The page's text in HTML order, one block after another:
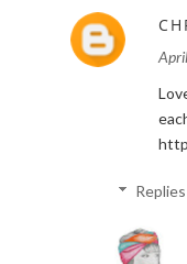
Replies